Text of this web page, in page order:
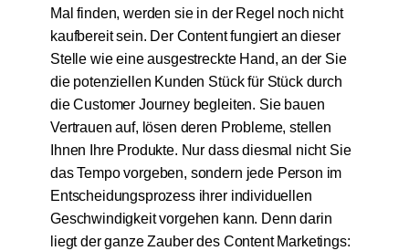
Mal finden, werden sie in der Regel noch nicht
kaufbereit sein. Der Content fungiert an dieser
Stelle wie eine ausgestreckte Hand, an der Sie
die potenziellen Kunden Stück für Stück durch
die Customer Journey begleiten. Sie bauen
Vertrauen auf, lösen deren Probleme, stellen
Ihnen Ihre Produkte. Nur dass diesmal nicht Sie
das Tempo vorgeben, sondern jede Person im
Entscheidungsprozess ihrer individuellen
Geschwindigkeit vorgehen kann. Denn darin
liegt der ganze Zauber des Content Marketings: